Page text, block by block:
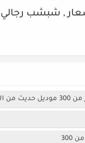
, شبشب رجالي
حريمي